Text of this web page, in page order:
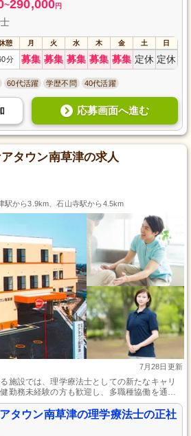
~290,000円
憩 月 火 水 木 金 土 日
分 募集 募集 募集 募集 募集 定休 定休
60代活躍 学歴不問 40代活躍
応募画面へ進む
タウン南草津の求人
駅から3.9km、石山寺駅から4.5km
7月28日更新
施設では、理学療法士としての新たなキャリ
勤務未経験の方も歓迎し、多職種協働を通じ
せたリハビリテーションを提供しています。
備、充実した諸手当と退職金制度で長期的な
タウン南草津の理学療法士の正社